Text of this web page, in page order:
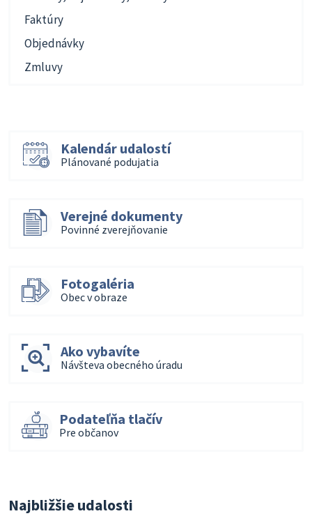
Faktúry
Objednávky
Zmluvy
Kalendár udalostí
Plánované podujatia
Verejné dokumenty
Povinné zverejňovanie
Fotogaléria
Obec v obraze
Ako vybavíte
Návšteva obecného úradu
Podateľňa tlačív
Pre občanov
Najbližšie udalosti